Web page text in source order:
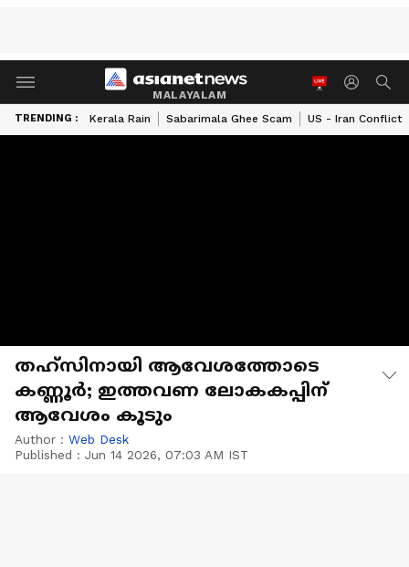
MALAYALAM
TRENDING : Kerala Rain Sabarimala Ghee Scam US - Iran Conflict
തഹ്സിനായി ആവേശത്തോടെ
കണ്ണൂർ; ഇത്തവണ ലോകകപ്പിന്
ആവേശം കൂടും
Author : Web Desk
Published : Jun 14 2026, 07:03 AM IST